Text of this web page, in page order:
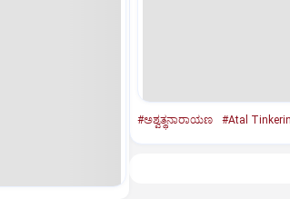
#ಅಶ್ವತ್ಥನಾರಾಯಣ #Atal